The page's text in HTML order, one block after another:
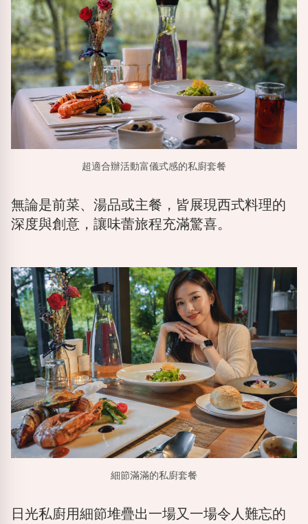
超適合辦活動富儀式感的私廚套餐
無論是前菜、湯品或主餐，皆展現西式料理的
深度與創意，讓味蕾旅程充滿驚喜。
細節滿滿的私廚套餐
日光私廚用細節堆疊出一場又一場令人難忘的